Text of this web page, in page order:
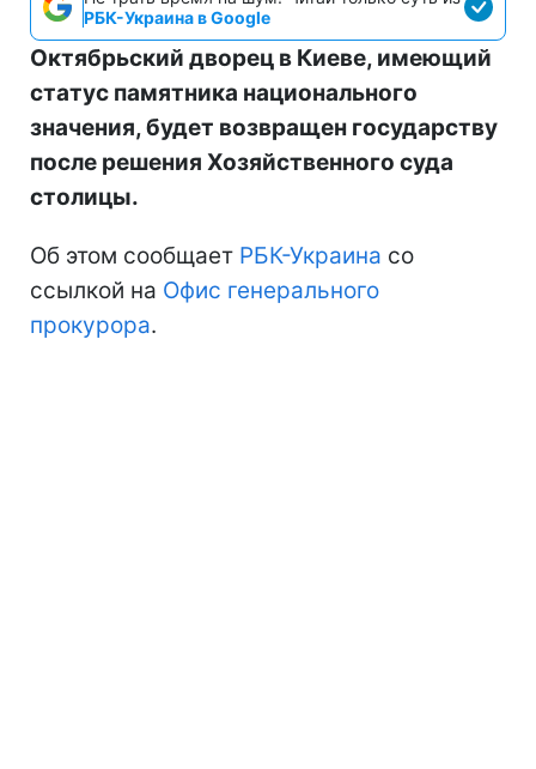
РБК-Украина в Google
Октябрьский дворец в Киеве, имеющий
статус памятника национального
значения, будет возвращен государству
после решения Хозяйственного суда
столицы.
Об этом сообщает РБК-Украина со
ссылкой на Офис генерального
прокурора.